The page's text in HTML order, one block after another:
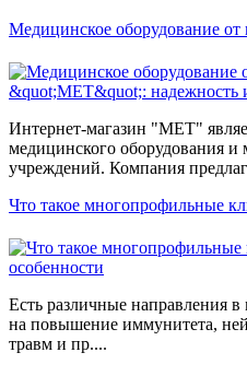
Медицинское оборудование
Интернет-магазин "МЕТ"
медицинского оборудования
учреждений. Компания
Что такое многопрофильные
Есть различные направления
на повышение иммунитета,
травм и пр....